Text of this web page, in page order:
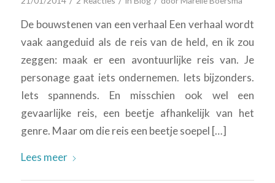
De bouwstenen van een verhaal Een verhaal wordt
vaak aangeduid als de reis van de held, en ik zou
zeggen: maak er een avontuurlijke reis van. Je
personage gaat iets ondernemen. Iets bijzonders.
Iets spannends. En misschien ook wel een
gevaarlijke reis, een beetje afhankelijk van het
genre. Maar om die reis een beetje soepel […]
Lees meer